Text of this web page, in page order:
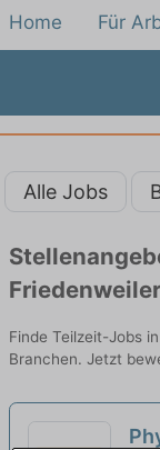
Home Für
Alle Jobs
Finde Teilzeit-Jobs
Branchen. Jetzt